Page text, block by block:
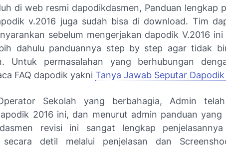
di web resmi dapodikdasmen, Panduan lengkap
v.2016 juga sudah bisa di download. Tim
sebelum mengerjakan dapodik V.2016 ini
dahulu panduannya step by step agar tidak
Untuk permasalahan yang berhubungan
FAQ dapodik yakni Tanya Jawab Seputar Dapodik
Sekolah yang berbahagia, Admin
2016 ini, dan menurut admin panduan yang
revisi ini sangat lengkap
secara detil melalui penjelasan dan